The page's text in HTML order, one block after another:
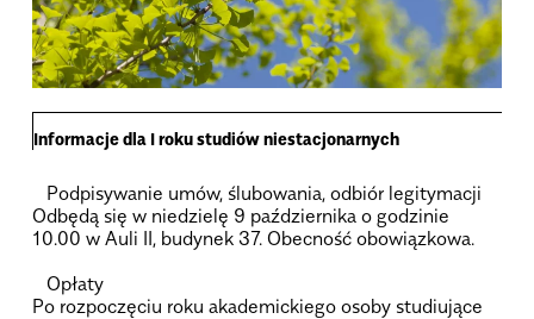
Informacje dla I roku studiów niestacjonarnych
Podpisywanie umów, ślubowania, odbiór legitymacji
Odbędą się w niedzielę 9 października o godzinie
10.00 w Auli II, budynek 37. Obecność obowiązkowa.
Opłaty
Po rozpoczęciu roku akademickiego osoby studiujące